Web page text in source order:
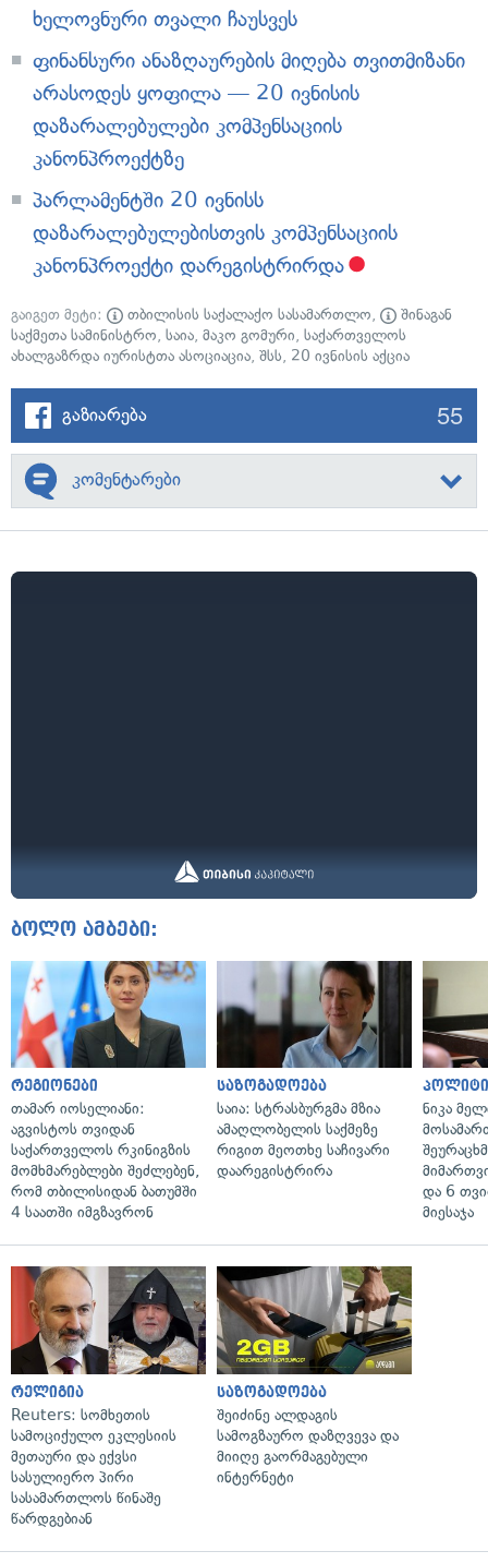
ხელოვნური თვალი ჩაუსვეს
ფინანსური ანაზღაურების მიღება თვითმიზანი
არასოდეს ყოფილა — 20 ივნისის
დაზარალებულები კომპენსაციის
კანონპროექტზე
პარლამენტში 20 ივნისს
დაზარალებულებისთვის კომპენსაციის
კანონპროექტი დარეგისტრირდა
გაიგეთ მეტი: თბილისის საქალაქო სასამართლო,
შინაგან
საქმეთა სამინისტრო, საია, მაკო გომური, საქართველოს
ახალგაზრდა იურისტთა ასოციაცია, შსს, 20 ივნისის აქცია
გაზიარება 55
კომენტარები
ბოლო ამბები:
რეგიონები
თამარ იოსელიანი:
აგვისტოს თვიდან
საქართველოს რკინიგზის
მომხმარებლები შეძლებენ,
რომ თბილისიდან ბათუმში
4 საათში იმგზავრონ
საზოგადოება
საია: სტრასბურგმა მზია
ამაღლობელის საქმეზე
რიგით მეოთხე საჩივარი
დაარეგისტრირა
ნიკა
და 6
მიესაჯა
რელიგია
Reuters: სომხეთის
სამოციქულო ეკლესიის
მეთაური და ექვსი
სასულიერო პირი
სასამართლოს წინაშე
წარდგებიან
საზოგადოება
შეიძინე ალდაგის
სამოგზაურო დაზღვევა და
მიიღე გაორმაგებული
ინტერნეტი